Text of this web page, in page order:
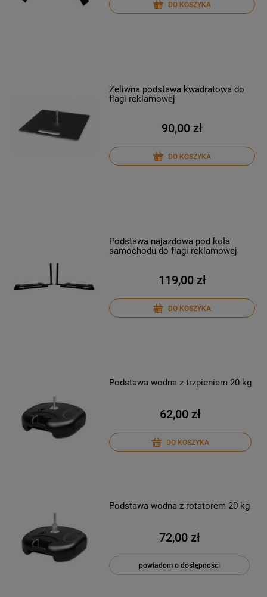
DO KOSZYKA
Żeliwna podstawa kwadratowa do
flagi reklamowej
90,00 zł
DO KOSZYKA
Podstawa najazdowa pod koła
samochodu do flagi reklamowej
119,00 zł
DO KOSZYKA
Podstawa wodna z trzpieniem 20 kg
62,00 zł
DO KOSZYKA
Podstawa wodna z rotatorem 20 kg
72,00 zł
powiadom o dostępności